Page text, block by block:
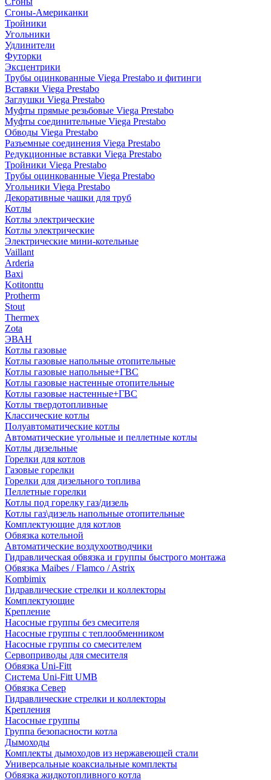
Сгоны-Американки
Тройники
Угольники
Удлинители
Футорки
Эксцентрики
Трубы оцинкованные Viega Prestabo и фитинги
Вставки Viega Prestabo
Заглушки Viega Prestabo
Муфты прямые резьбовые Viega Prestabo
Муфты соединительные Viega Prestabo
Обводы Viega Prestabo
Разъемные соединения Viega Prestabo
Редукционные вставки Viega Prestabo
Тройники Viega Prestabo
Трубы оцинкованные Viega Prestabo
Угольники Viega Prestabo
Декоративные чашки для труб
Котлы
Котлы электрические
Котлы электрические
Электрические мини-котельные
Vaillant
Arderia
Baxi
Kotitonttu
Protherm
Stout
Thermex
Zota
ЭВАН
Котлы газовые
Котлы газовые напольные отопительные
Котлы газовые напольные+ГВС
Котлы газовые настенные отопительные
Котлы газовые настенные+ГВС
Котлы твердотопливные
Классические котлы
Полуавтоматические котлы
Автоматические угольные и пеллетные котлы
Котлы дизельные
Горелки для котлов
Газовые горелки
Горелки для дизельного топлива
Пеллетные горелки
Котлы под горелку газ/дизель
Котлы газ\дизель напольные отопительные
Комплектующие для котлов
Обвязка котельной
Автоматические воздухоотводчики
Гидравлическая обвязка и группы быстрого монтажа
Обвязка Maibes / Flamco / Astrix
Kombimix
Гидравлические стрелки и коллекторы
Комплектующие
Крепление
Насосные группы без смесителя
Насосные группы с теплообменником
Насосные группы со смесителем
Сервоприводы для смесителя
Обвязка Uni-Fitt
Система Uni-Fitt UMB
Обвязка Север
Гидравлические стрелки и коллекторы
Крепления
Насосные группы
Группа безопасности котла
Дымоходы
Комплекты дымоходов из нержавеющей стали
Универсальные коаксиальные комплекты
Обвязка жидкотопливного котла